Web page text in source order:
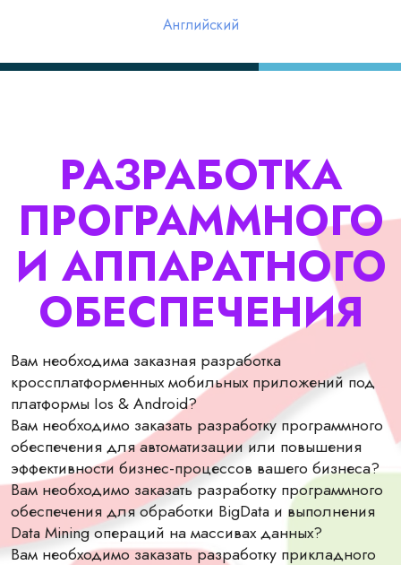
Английский
РАЗРАБОТКА
ПРОГРАММНОГО
И АППАРАТНОГО
ОБЕСПЕЧЕНИЯ
Вам необходима заказная разработка
кроссплатформенных мобильных приложений под
платформы Ios & Android?
Вам необходимо заказать разработку программного
обеспечения для автоматизации или повышения
эффективности бизнес-процессов вашего бизнеса?
Вам необходимо заказать разработку программного
обеспечения для обработки BigData и выполнения
Data Mining операций на массивах данных?
Вам необходимо заказать разработку прикладного